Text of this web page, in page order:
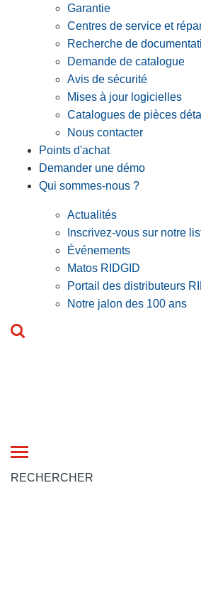
Garantie
Centres de service et
Recherche de
Demande de catalogue
Avis de sécurité
Mises à jour logicielles
Catalogues de pièces
Nous contacter
Points d'achat
Demander une démo
Qui sommes-nous ?
Actualités
Inscrivez-vous sur notre
Événements
Matos RIDGID
Portail des distributeurs
Notre jalon des 100 ans
Toggle
navigation
RECHERCHER